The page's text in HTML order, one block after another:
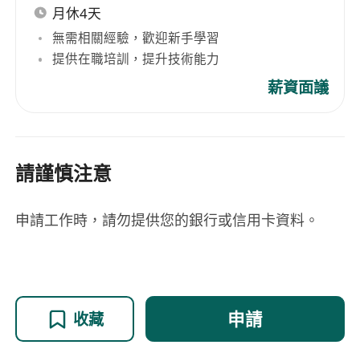
月休4天
無需相關經驗，歡迎新手學習
提供在職培訓，提升技術能力
薪資面議
請謹慎注意
申請工作時，請勿提供您的銀行或信用卡資料。
收藏 申請